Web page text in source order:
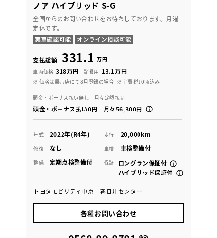
ノア ハイブリッド S-G
全国からのお問い合わせをお待ちしております。月曜
定休です。
支払総額 331.1 万円
車両価格 318万円 諸費用 13.1万円
※ 価格は展示店にて8月登録の場合 ※ 消費税10％込み
頭金・ボーナス払い無し 月々定額払い
頭金・ボーナス払い0円 月々56,300円
年式 2022年(R4年) 走行 20,000km
修復 なし 車検 車検整備付
整備 定期点検整備付 保証
ロングラン保証付
ハイブリッド保証付
トヨタモビリティ中京 春日井センター
各種お問い合わせ